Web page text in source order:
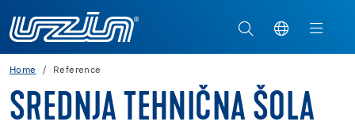
Home Reference
SREDNJA TEHNIČNA ŠOLA